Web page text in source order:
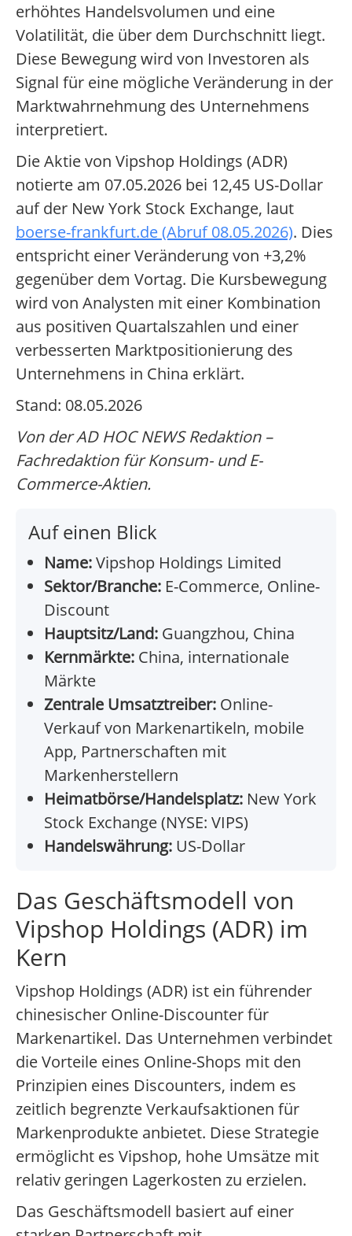
erhöhtes Handelsvolumen und eine
Volatilität, die über dem Durchschnitt liegt.
Diese Bewegung wird von Investoren als
Signal für eine mögliche Veränderung in der
Marktwahrnehmung des Unternehmens
interpretiert.
Die Aktie von Vipshop Holdings (ADR)
notierte am 07.05.2026 bei 12,45 US-Dollar
auf der New York Stock Exchange, laut
boerse-frankfurt.de (Abruf 08.05.2026). Dies
entspricht einer Veränderung von +3,2%
gegenüber dem Vortag. Die Kursbewegung
wird von Analysten mit einer Kombination
aus positiven Quartalszahlen und einer
verbesserten Marktpositionierung des
Unternehmens in China erklärt.
Stand: 08.05.2026
Von der AD HOC NEWS Redaktion –
Fachredaktion für Konsum- und E-
Commerce-Aktien.
Auf einen Blick
Name:Vipshop Holdings Limited
Sektor/Branche: E-Commerce, Online-
Discount
Hauptsitz/Land: Guangzhou, China
Kernmärkte: China, internationale
Märkte
Zentrale Umsatztreiber: Online-
Verkauf von Markenartikeln, mobile
App, Partnerschaften mit
Markenherstellern
Heimatbörse/Handelsplatz: New York
Stock Exchange (NYSE: VIPS)
Handelswährung: US-Dollar
Das Geschäftsmodell von
Vipshop Holdings (ADR) im
Kern
Vipshop Holdings (ADR) ist ein führender
chinesischer Online-Discounter für
Markenartikel. Das Unternehmen verbindet
die Vorteile eines Online-Shops mit den
Prinzipien eines Discounters, indem es
zeitlich begrenzte Verkaufsaktionen für
Markenprodukte anbietet. Diese Strategie
ermöglicht es Vipshop, hohe Umsätze mit
relativ geringen Lagerkosten zu erzielen.
Das Geschäftsmodell basiert auf einer